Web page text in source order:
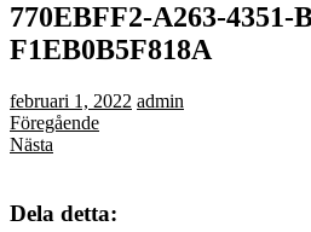
770EBFF2-A263-4351-
F1EB0B5F818A
februari 1, 2022 admin
Föregående
Nästa
Dela detta: